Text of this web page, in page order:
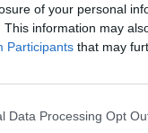
of your personal
This information may
Participants that may
Data Processing Opt
padaryta
pagrindiniai